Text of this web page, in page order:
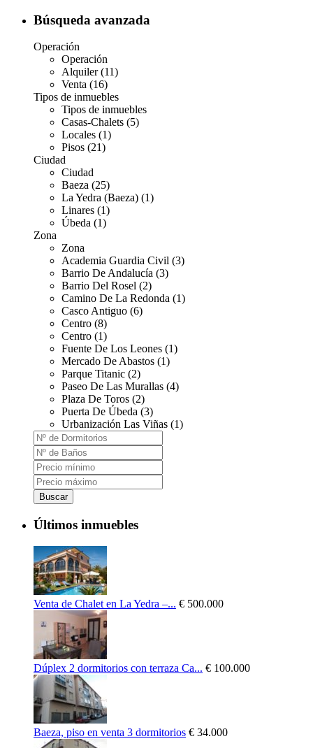
Búsqueda avanzada
Operación
Operación
Alquiler (11)
Venta (16)
Tipos de inmuebles
Tipos de inmuebles
Casas-Chalets (5)
Locales (1)
Pisos (21)
Ciudad
Ciudad
Baeza (25)
La Yedra (Baeza) (1)
Linares (1)
Úbeda (1)
Zona
Zona
Academia Guardia Civil (3)
Barrio De Andalucía (3)
Barrio Del Rosel (2)
Camino De La Redonda (1)
Casco Antiguo (6)
Centro (8)
Centro (1)
Fuente De Los Leones (1)
Mercado De Abastos (1)
Parque Titanic (2)
Paseo De Las Murallas (4)
Plaza De Toros (2)
Puerta De Úbeda (3)
Urbanización Las Viñas (1)
Buscar
Últimos inmuebles
Venta de Chalet en La Yedra –... € 500.000
Dúplex 2 dormitorios con terraza Ca... € 100.000
Baeza, piso en venta 3 dormitorios € 34.000